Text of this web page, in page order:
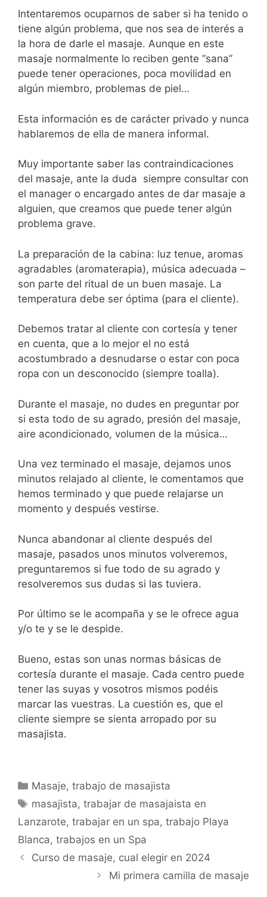
Intentaremos ocuparnos de saber si ha tenido o
tiene algún problema, que nos sea de interés a
la hora de darle el masaje. Aunque en este
masaje normalmente lo reciben gente “sana”
puede tener operaciones, poca movilidad en
algún miembro, problemas de piel…
Esta información es de carácter privado y nunca
hablaremos de ella de manera informal.
Muy importante saber las contraindicaciones
del masaje, ante la duda siempre consultar con
el manager o encargado antes de dar masaje a
alguien, que creamos que puede tener algún
problema grave.
La preparación de la cabina: luz tenue, aromas
agradables (aromaterapia), música adecuada –
son parte del ritual de un buen masaje. La
temperatura debe ser óptima (para el cliente).
Debemos tratar al cliente con cortesía y tener
en cuenta, que a lo mejor el no está
acostumbrado a desnudarse o estar con poca
ropa con un desconocido (siempre toalla).
Durante el masaje, no dudes en preguntar por
si esta todo de su agrado, presión del masaje,
aire acondicionado, volumen de la música…
Una vez terminado el masaje, dejamos unos
minutos relajado al cliente, le comentamos que
hemos terminado y que puede relajarse un
momento y después vestirse.
Nunca abandonar al cliente después del
masaje, pasados unos minutos volveremos,
preguntaremos si fue todo de su agrado y
resolveremos sus dudas si las tuviera.
Por último se le acompaña y se le ofrece agua
y/o te y se le despide.
Bueno, estas son unas normas básicas de
cortesía durante el masaje. Cada centro puede
tener las suyas y vosotros mismos podéis
marcar las vuestras. La cuestión es, que el
cliente siempre se sienta arropado por su
masajista.
Categorías
Masaje,trabajo de masajista
Etiquetas
masajista,trabajar de masajaista en
Lanzarote, trabajar en un spa, trabajo Playa
Blanca, trabajos en un Spa
Curso de masaje, cual elegir en 2024
Mi primera camilla de masaje